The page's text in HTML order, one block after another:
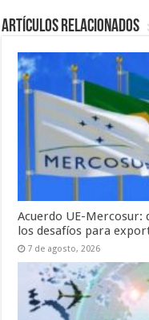
Artículos relacionados
Acuerdo UE-Mercosur:
los desafíos para
7 de agosto, 2026